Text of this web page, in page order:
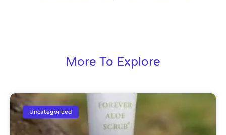
More To Explore
Uncategorized